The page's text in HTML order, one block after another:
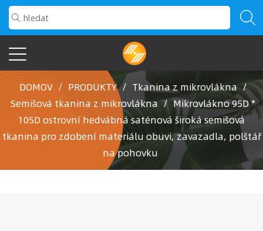
DOMOV / PRODUKTY / Tkanina z mikrovlákna /
Semišová tkanina z mikrovlákna / Mikrovlákno 95D *
105D ostrovní hedvábná saténová široká semišová
tkanina pro zdobení materiálu obuvi, zavazadla, polštář
na pohovku